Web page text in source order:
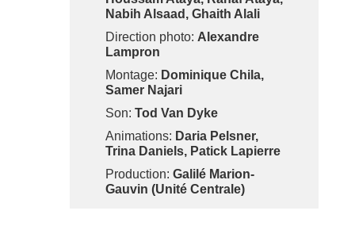
Nabih Alsaad, Ghaith Alali
Direction photo: Alexandre
Lampron
Montage: Dominique Chila,
Samer Najari
Son: Tod Van Dyke
Animations: Daria Pelsner,
Trina Daniels, Patick Lapierre
Production: Galilé Marion-
Gauvin (Unité Centrale)